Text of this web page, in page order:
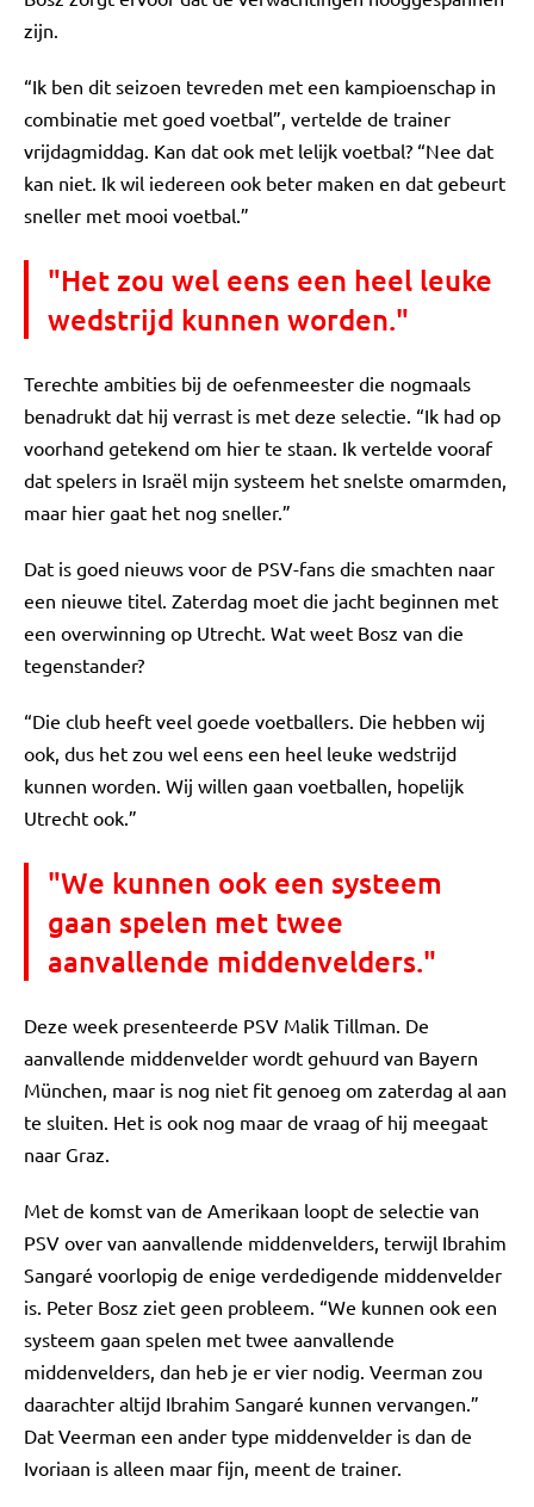
zijn.
“Ik ben dit seizoen tevreden met een kampioenschap in
combinatie met goed voetbal”, vertelde de trainer
vrijdagmiddag. Kan dat ook met lelijk voetbal? “Nee dat
kan niet. Ik wil iedereen ook beter maken en dat gebeurt
sneller met mooi voetbal.”
"Het zou wel eens een heel leuke
wedstrijd kunnen worden."
Terechte ambities bij de oefenmeester die nogmaals
benadrukt dat hij verrast is met deze selectie. “Ik had op
voorhand getekend om hier te staan. Ik vertelde vooraf
dat spelers in Israël mijn systeem het snelste omarmden,
maar hier gaat het nog sneller.”
Dat is goed nieuws voor de PSV-fans die smachten naar
een nieuwe titel. Zaterdag moet die jacht beginnen met
een overwinning op Utrecht. Wat weet Bosz van die
tegenstander?
“Die club heeft veel goede voetballers. Die hebben wij
ook, dus het zou wel eens een heel leuke wedstrijd
kunnen worden. Wij willen gaan voetballen, hopelijk
Utrecht ook.”
"We kunnen ook een systeem
gaan spelen met twee
aanvallende middenvelders."
Deze week presenteerde PSV Malik Tillman. De
aanvallende middenvelder wordt gehuurd van Bayern
München, maar is nog niet fit genoeg om zaterdag al aan
te sluiten. Het is ook nog maar de vraag of hij meegaat
naar Graz.
Met de komst van de Amerikaan loopt de selectie van
PSV over van aanvallende middenvelders, terwijl Ibrahim
Sangaré voorlopig de enige verdedigende middenvelder
is. Peter Bosz ziet geen probleem. “We kunnen ook een
systeem gaan spelen met twee aanvallende
middenvelders, dan heb je er vier nodig. Veerman zou
daarachter altijd Ibrahim Sangaré kunnen vervangen.”
Dat Veerman een ander type middenvelder is dan de
Ivoriaan is alleen maar fijn, meent de trainer.